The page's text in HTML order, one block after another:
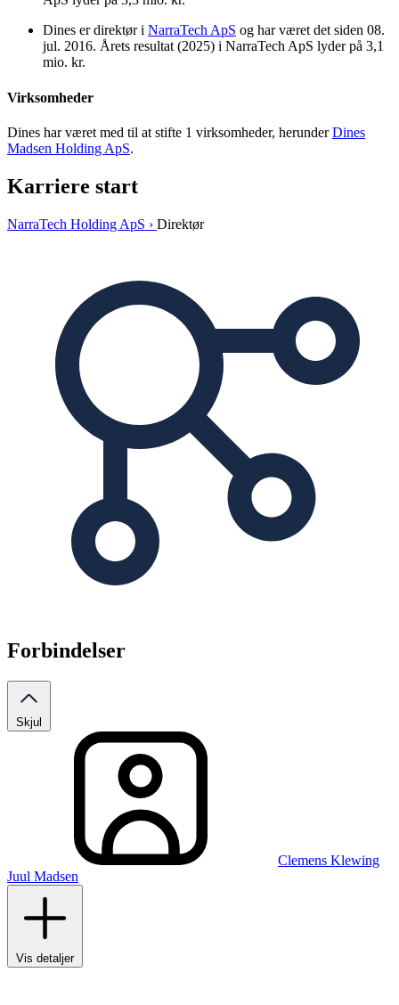
Dines er direktør i NarraTech ApS og har været det siden 08.
jul. 2016. Årets resultat (2025) i NarraTech ApS lyder på 3,1
mio. kr.
Virksomheder
Dines har været med til at stifte 1 virksomheder, herunderDines
Madsen Holding ApS.
Karriere start
NarraTech Holding ApS › Direktør
Forbindelser
Skjul
Clemens Klewing
Juul Madsen
Vis detaljer